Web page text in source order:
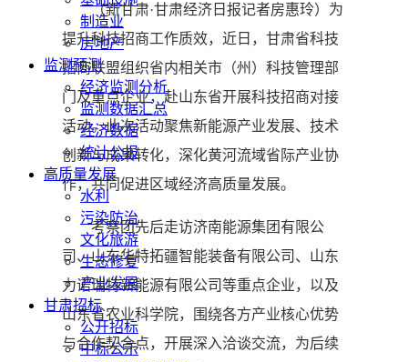
制造业
房地产
监测预测
经济监测分析
监测数据汇总
经济数据
统计公报
高质量发展
水利
污染防治
文化旅游
生态修复
产业发展
甘肃招标
公开招标
中标公示
（新甘肃·甘肃经济日报记者房惠玲）为
提升科技招商工作质效，近日，甘肃省科技
招商联盟组织省内相关市（州）科技管理部
门及重点企业，赴山东省开展科技招商对接
活动。此次活动聚焦新能源产业发展、技术
创新与成果转化，深化黄河流域省际产业协
作，共同促进区域经济高质量发展。
考察团先后走访济南能源集团有限公
司、山东华特拓疆智能装备有限公司、山东
力诺瑞特新能源有限公司等重点企业，以及
山东省农业科学院，围绕各方产业核心优势
与合作契合点，开展深入洽谈交流，为后续